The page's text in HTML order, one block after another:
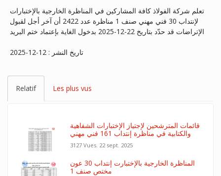
تعلم شركة الفولاذ كافة المشاركين في المناظرة الخارجية بالإختبارات
لإنتداب 30 فني مهني صنف 1 مناظرة عدد 2422 أن آخر أجل لقبول
الإتراضات قد حدّد بتاريخ 22-12-2025 بدخول الغاية بإعتماد ختم البريد
تاريخ النشر : 12-12-2025
Relatif Les plus vus
قائمات المترشحين لإجتياز الإختبارات الشفاهية
والكتابية في مناظرة إنتداب 161 فني مهني
3127 Vues. 22 sept. 2025
المناظرة الخارجية بالإختبارت إنتداب 30 عون
مختص صنف 1